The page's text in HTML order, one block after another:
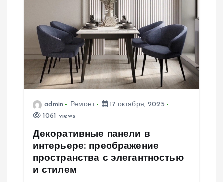
admin Ремонт
17 октября, 2025
1061 views
Декоративные панели в
интерьере: преображение
пространства с элегантностью
и стилем